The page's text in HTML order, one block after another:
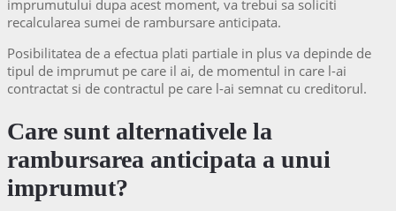
imprumutului dupa acest moment, va trebui sa soliciti
recalcularea sumei de rambursare anticipata.
Posibilitatea de a efectua plati partiale in plus va depinde de
tipul de imprumut pe care il ai, de momentul in care l-ai
contractat si de contractul pe care l-ai semnat cu creditorul.
Care sunt alternativele la
rambursarea anticipata a unui
imprumut?